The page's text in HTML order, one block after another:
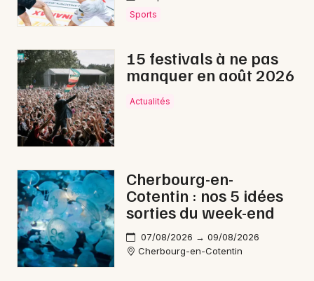
Artistes en tournée
Actus à Granville
Magazine à Granville
Sports
15 festivals à ne pas
manquer en août 2026
Actualités
Cherbourg-en-
Cotentin : nos 5 idées
sorties du week-end
07/08/2026 → 09/08/2026
Cherbourg-en-Cotentin